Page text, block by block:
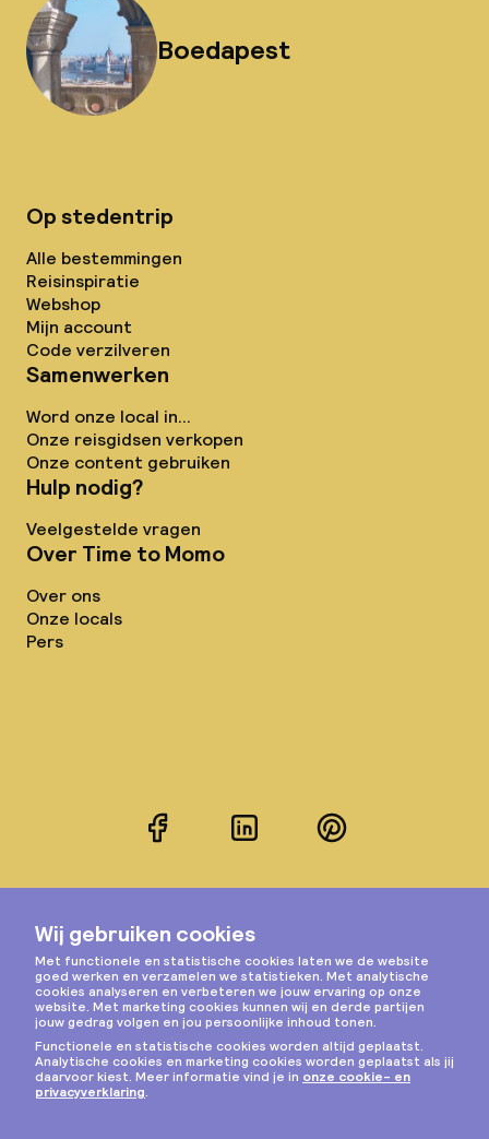
Boedapest
Op stedentrip
Alle bestemmingen
Reisinspiratie
Webshop
Mijn account
Code verzilveren
Samenwerken
Word onze local in...
Onze reisgidsen verkopen
Onze content gebruiken
Hulp nodig?
Veelgestelde vragen
Over Time to Momo
Over ons
Onze locals
Pers
FacebookLinkedInPinterest
Instagram